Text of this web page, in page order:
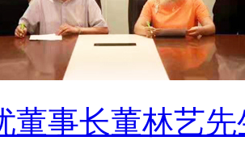
董事长董林艺